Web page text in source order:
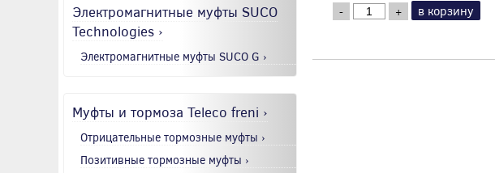
Электромагнитные муфты SUCO
Technologies ›
Электромагнитные муфты SUCO G ›
Муфты и тормоза Teleco freni ›
Отрицательные тормозные муфты ›
Позитивные тормозные муфты ›
- + в корзину